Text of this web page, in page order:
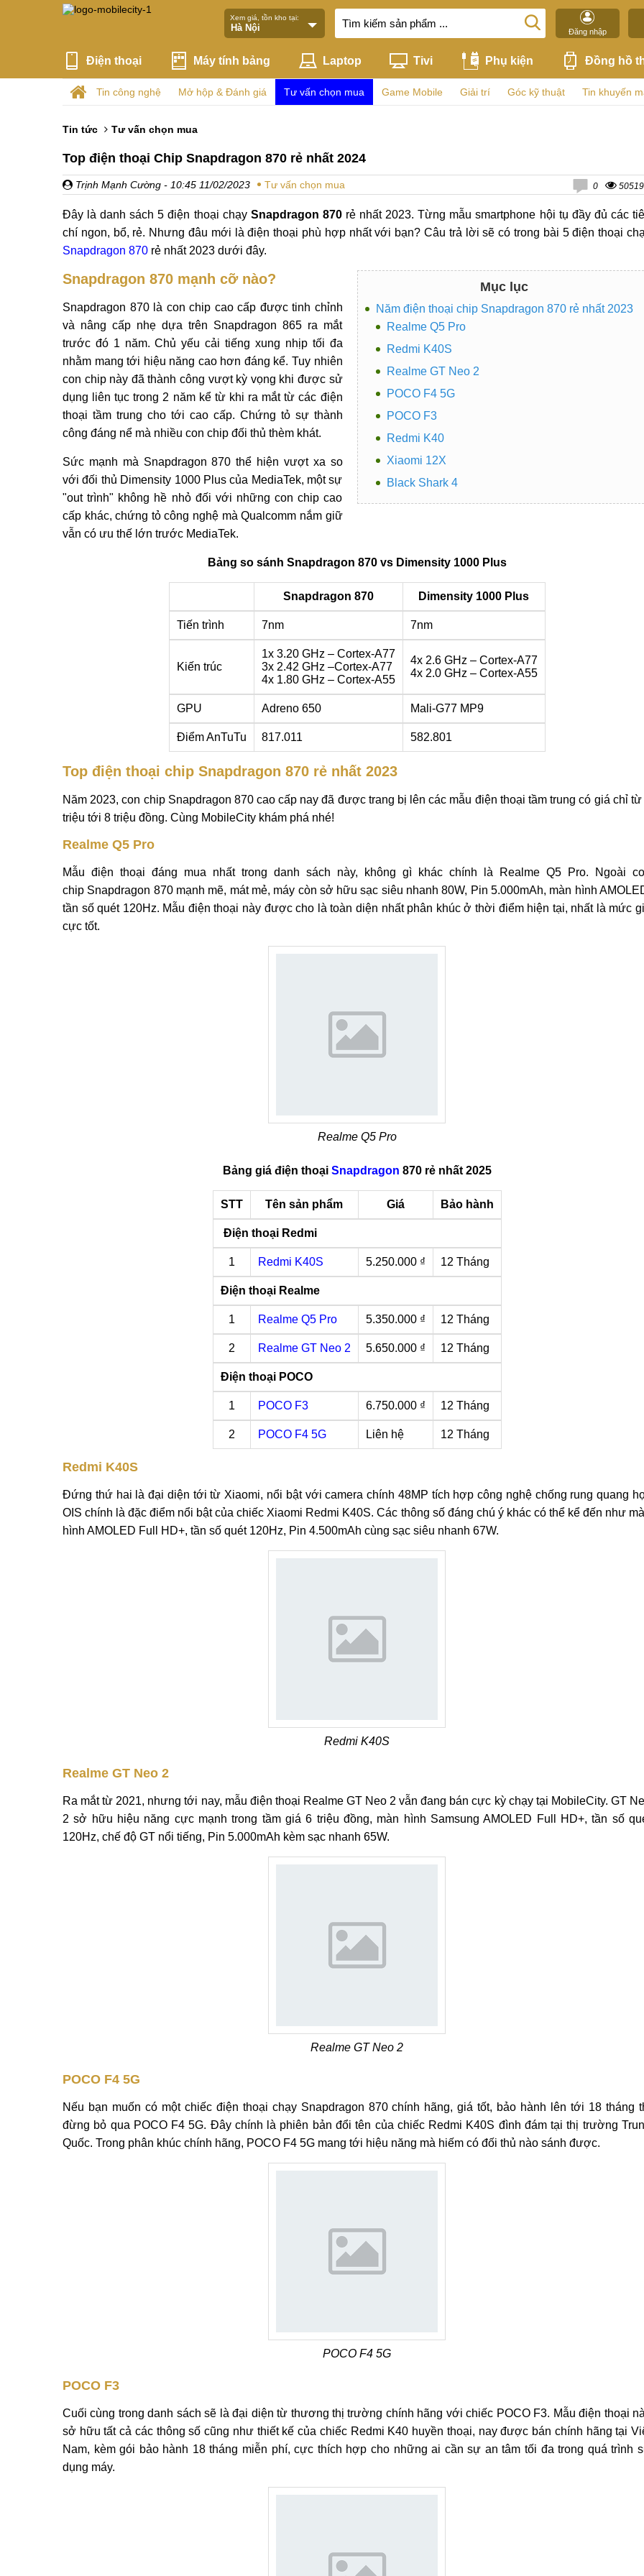
Xem giá, tồn kho tại:
Đăng nhập
Điện thoại Máy tính bảng Laptop Tivi Phụ kiện Đồng hồ
Tin công nghệ Mở hộp & Đánh giá Tư vấn chọn mua Game Mobile Giải trí Góc kỹ thuật Tin khuyến
Tin tức Tư vấn chọn mua
Top điện thoại Chip Snapdragon 870 rẻ nhất 2024
Trịnh Mạnh Cường - 10:45 11/02/2023 Tư vấn chọn mua 0 50519
Đây là danh sách 5 điện thoại chạy Snapdragon 870rẻ nhất 2023. Từng mẫu smartphone hội tụ đầy đủ các
chí ngon, bổ, rẻ. Nhưng đâu mới là điện thoại phù hợp nhất với bạn? Câu trả lời sẽ có trong bài 5 điện thoại
Snapdragon 870 rẻ nhất 2023 dưới đây.
Mục lục
Năm điện thoại chip Snapdragon 870 rẻ nhất 2023
Realme Q5 Pro
Redmi K40S
Realme GT Neo 2
POCO F4 5G
POCO F3
Redmi K40
Xiaomi 12X
Black Shark 4
Snapdragon 870 mạnh cỡ nào?
Snapdragon 870 là con chip cao cấp được tinh chỉnh
và nâng cấp nhẹ dựa trên Snapdragon 865 ra mắt
trước đó 1 năm. Chủ yếu cải tiếng xung nhịp tối đa
nhằm mang tới hiệu năng cao hơn đáng kể. Tuy nhiên
con chip này đã thành công vượt kỳ vọng khi được sử
dụng liên tục trong 2 năm kể từ khi ra mắt từ các điện
thoại tầm trung cho tới cao cấp. Chứng tỏ sự thành
công đáng nể mà nhiều con chip đối thủ thèm khát.
Sức mạnh mà Snapdragon 870 thể hiện vượt xa so
với đối thủ Dimensity 1000 Plus của MediaTek, một sự
"out trình" không hề nhỏ đối với những con chip cao
cấp khác, chứng tỏ công nghệ mà Qualcomm nắm giữ
vẫn có ưu thế lớn trước MediaTek.
Bảng so sánh Snapdragon 870 vs Dimensity 1000 Plus
Snapdragon 870 Dimensity 1000 Plus
Tiến trình 7nm 7nm
Kiến trúc
1x 3.20 GHz – Cortex-A77
3x 2.42 GHz –Cortex-A77
4x 1.80 GHz – Cortex-A55
4x 2.6 GHz – Cortex-A77
4x 2.0 GHz – Cortex-A55
GPU Adreno 650 Mali-G77 MP9
Điểm AnTuTu 817.011 582.801
Top điện thoại chip Snapdragon 870 rẻ nhất 2023
Năm 2023, con chip Snapdragon 870 cao cấp nay đã được trang bị lên các mẫu điện thoại tầm trung có giá chỉ từ
triệu tới 8 triệu đồng. Cùng MobileCity khám phá nhé!
Realme Q5 Pro
Mẫu điện thoại đáng mua nhất trong danh sách này, không gì khác chính là Realme Q5 Pro. Ngoài
chip Snapdragon 870 mạnh mẽ, mát mẻ, máy còn sở hữu sạc siêu nhanh 80W, Pin 5.000mAh, màn hình
tần số quét 120Hz. Mẫu điện thoại này được cho là toàn diện nhất phân khúc ở thời điểm hiện tại, nhất là mức
cực tốt.
Realme Q5 Pro
Bảng giá điện thoại Snapdragon 870 rẻ nhất 2025
STT Tên sản phẩm Giá Bảo hành
Điện thoại Redmi
1 Redmi K40S 5.250.000 ₫ 12 Tháng
Điện thoại Realme
1 Realme Q5 Pro 5.350.000 ₫ 12 Tháng
2 Realme GT Neo 2 5.650.000 ₫ 12 Tháng
Điện thoại POCO
1 POCO F3 6.750.000 ₫ 12 Tháng
2 POCO F4 5G Liên hệ 12 Tháng
Redmi K40S
Đứng thứ hai là đại diện tới từ Xiaomi, nổi bật với camera chính 48MP tích hợp công nghệ chống rung quang
OIS chính là đặc điểm nổi bật của chiếc Xiaomi Redmi K40S. Các thông số đáng chú ý khác có thể kể đến như
hình AMOLED Full HD+, tần số quét 120Hz, Pin 4.500mAh cùng sạc siêu nhanh 67W.
Redmi K40S
Realme GT Neo 2
Ra mắt từ 2021, nhưng tới nay, mẫu điện thoại Realme GT Neo 2 vẫn đang bán cực kỳ chạy tại MobileCity. GT
2 sở hữu hiệu năng cực mạnh trong tầm giá 6 triệu đồng, màn hình Samsung AMOLED Full HD+, tần số
120Hz, chế độ GT nổi tiếng, Pin 5.000mAh kèm sạc nhanh 65W.
Realme GT Neo 2
POCO F4 5G
Nếu bạn muốn có một chiếc điện thoại chạy Snapdragon 870 chính hãng, giá tốt, bảo hành lên tới 18 tháng
đừng bỏ qua POCO F4 5G. Đây chính là phiên bản đổi tên của chiếc Redmi K40S đình đám tại thị trường
Quốc. Trong phân khúc chính hãng, POCO F4 5G mang tới hiệu năng mà hiếm có đối thủ nào sánh được.
POCO F4 5G
POCO F3
Cuối cùng trong danh sách sẽ là đại diện từ thương thị trường chính hãng với chiếc POCO F3. Mẫu điện thoại
sở hữu tất cả các thông số cũng như thiết kế của chiếc Redmi K40 huyền thoại, nay được bán chính hãng tại
Nam, kèm gói bảo hành 18 tháng miễn phí, cực thích hợp cho những ai cần sự an tâm tối đa trong quá trình
dụng máy.